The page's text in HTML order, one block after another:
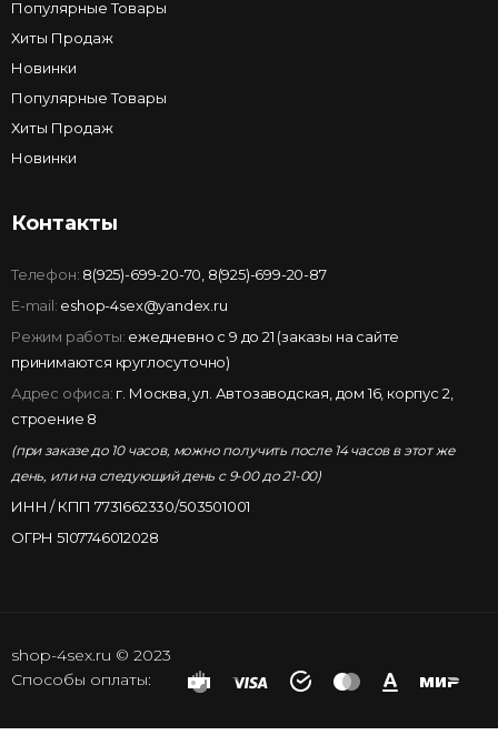
Популярные Товары
Хиты Продаж
Новинки
Популярные Товары
Хиты Продаж
Новинки
Контакты
Телефон: 8(925)-699-20-70 8(925)-699-20-87
E-mail: eshop-4sex@yandex.ru
Режим работы: ежедневно с 9 до 21 (заказы на сайте
принимаются круглосуточно)
Адрес офиса: г. Москва, ул. Автозаводская, дом 16, корпус 2,
строение 8
(при заказе до 10 часов, можно получить после 14 часов в этот же
день, или на следующий день с 9-00 до 21-00)
ИНН / КПП 7731662330/503501001
ОГРН 5107746012028
shop-4sex.ru © 2023
Способы оплаты: